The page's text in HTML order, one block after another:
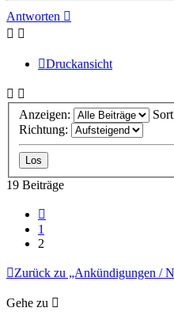
Antworten
Druckansicht
Anzeigen:
Richtung:
19 Beiträge
1
2
Zurück zu „Ankündigungen /
Gehe zu